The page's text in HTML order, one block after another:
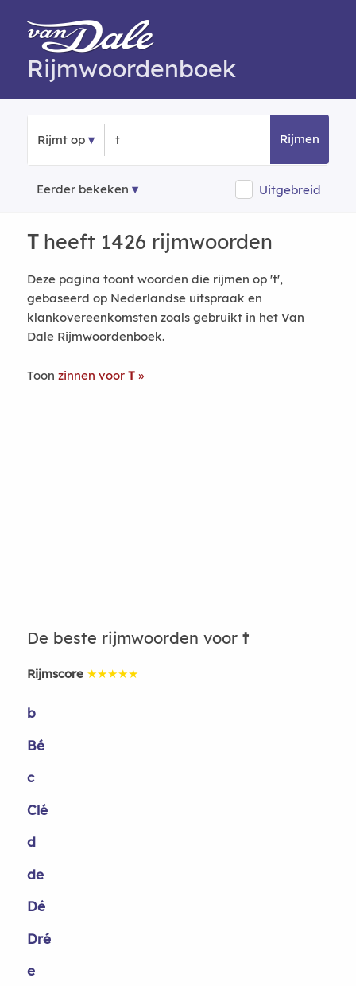
Rijmwoordenboek
Rijmt op Rijmen
Eerder bekeken Uitgebreid
Theeft 1426 rijmwoorden
Deze pagina toont woorden die rijmen op 't',
gebaseerd op Nederlandse uitspraak en
klankovereenkomsten zoals gebruikt in het Van
Dale Rijmwoordenboek.
Toon zinnen voor T
De beste rijmwoorden voor t
Rijmscore ★★★★★
b
Bé
c
Clé
d
de
Dé
Dré
e